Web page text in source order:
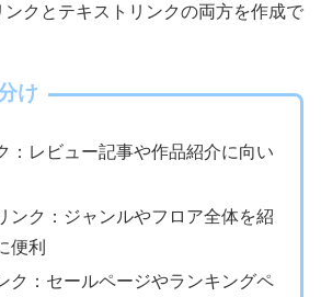
クとテキストリンクの両方を作成で
け
：レビュー記事や作品紹介に向い
ンク：ジャンルやフロア全体を紹
便利
ク：セールページやランキングペ